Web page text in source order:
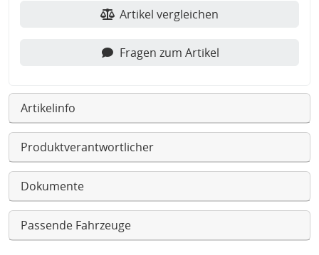
Artikel vergleichen
Fragen zum Artikel
Artikelinfo
Produktverantwortlicher
Dokumente
Passende Fahrzeuge